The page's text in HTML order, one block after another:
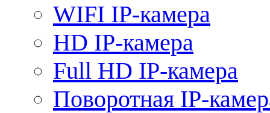
WIFI IP-камера
HD IP-камера
Full HD IP-камера
Поворотная IP-